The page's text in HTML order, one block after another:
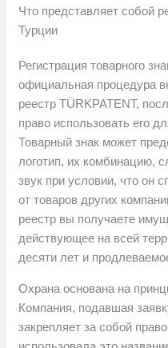
Что представляет собой
Турции
Регистрация товарного
официальная процедура
реестр TÜRKPATENT,
право использовать его
Товарный знак может
логотип, их комбинацию,
звук при условии, что он
от товаров других
реестр вы получаете
действующее на всей
десяти лет и
Охрана основана на
Компания, подавшая
закрепляет за собой